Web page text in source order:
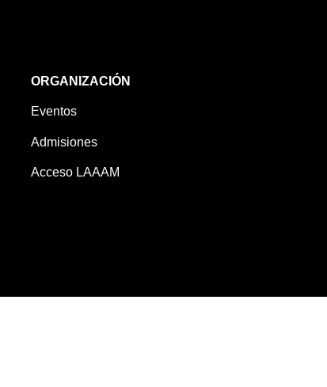
ORGANIZACIÓN
Eventos
Admisiones
Acceso LAAAM